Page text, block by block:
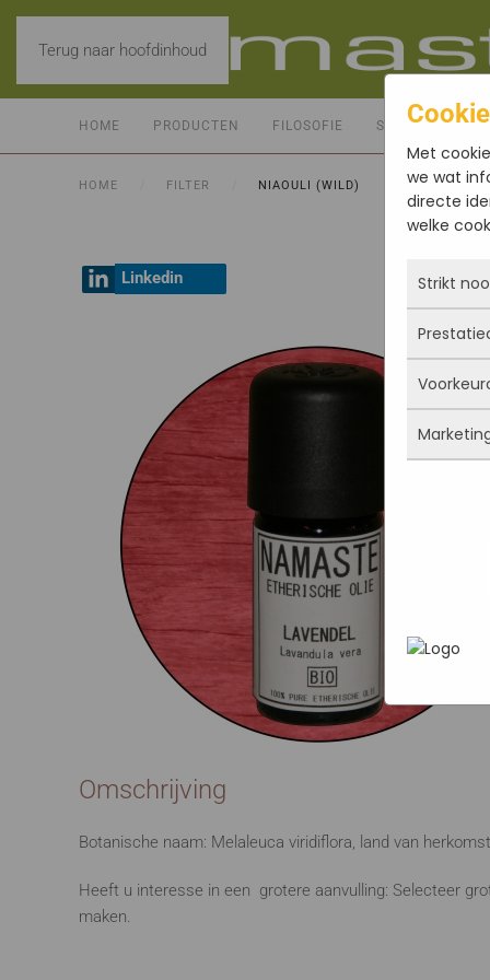
Terug naar hoofdinhoud
HOME PRODUCTEN FILOSOFIE SERVICE
HOME FILTER NIAOULI (WILD)
Linkedin
Omschrijving
Botanische naam: Melaleuca viridiflora, land van
Heeft u interesse in een grotere aanvulling: Selecteer
maken.
Met
we wat
directe
welke
Strikt
Deze
actief
iets
Je kunt
maar
Met
deze
uw
Deze
heen
wordt